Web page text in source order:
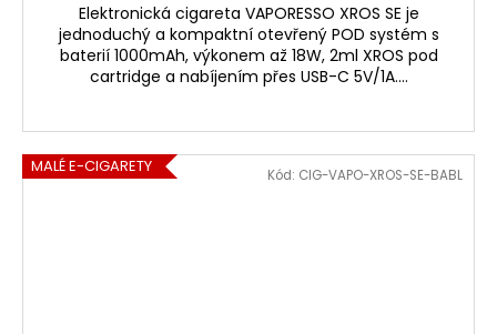
Elektronická cigareta VAPORESSO XROS SE je
jednoduchý a kompaktní otevřený POD systém s
baterií 1000mAh, výkonem až 18W, 2ml XROS pod
cartridge a nabíjením přes USB-C 5V/1A....
MALÉ E-CIGARETY Kód: CIG-VAPO-XROS-SE-BABL